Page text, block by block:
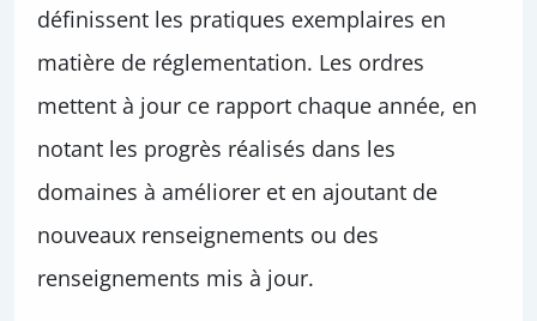
définissent les pratiques exemplaires en
matière de réglementation. Les ordres
mettent à jour ce rapport chaque année, en
notant les progrès réalisés dans les
domaines à améliorer et en ajoutant de
nouveaux renseignements ou des
renseignements mis à jour.